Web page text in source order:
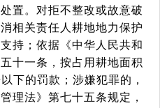
置。对拒不整改或故意破
相关责任人耕地地力保护
持；依据《中华人民共和
十一条，按占用耕地面积
下的罚款；涉嫌犯罪的，
理法》第七十五条规定，